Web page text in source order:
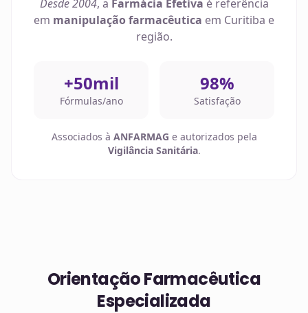
Desde 2004, a Farmácia Efetiva é referência
em manipulação farmacêutica em Curitiba e
região.
+50mil
Fórmulas/ano
98%
Satisfação
Associados à ANFARMAG e autorizados pela
Vigilância Sanitária.
Orientação Farmacêutica
Especializada